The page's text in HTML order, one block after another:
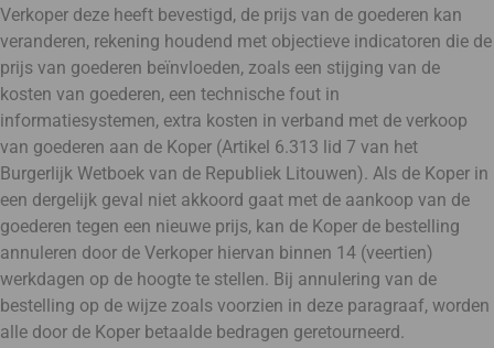
Verkoper deze heeft bevestigd, de prijs van de goederen kan
veranderen, rekening houdend met objectieve indicatoren die de
prijs van goederen beïnvloeden, zoals een stijging van de
kosten van goederen, een technische fout in
informatiesystemen, extra kosten in verband met de verkoop
van goederen aan de Koper (Artikel 6.313 lid 7 van het
Burgerlijk Wetboek van de Republiek Litouwen). Als de Koper in
een dergelijk geval niet akkoord gaat met de aankoop van de
goederen tegen een nieuwe prijs, kan de Koper de bestelling
annuleren door de Verkoper hiervan binnen 14 (veertien)
werkdagen op de hoogte te stellen. Bij annulering van de
bestelling op de wijze zoals voorzien in deze paragraaf, worden
alle door de Koper betaalde bedragen geretourneerd.